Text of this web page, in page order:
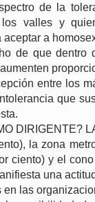
de la
valles y
a
de que dentro
entre los
que
DIRIGENTE?
la zona
ciento) y el
una
las